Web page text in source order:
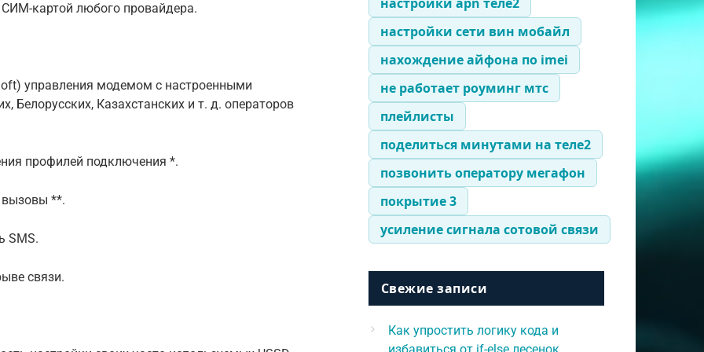
картой любого провайдера.
управления модемом с настроенными
Белорусских, Казахстанских и т. д. операторов
профилей подключения *.
**.
SMS.
связи.
настройки сети вин мобайл
нахождение айфона по imei
не работает роуминг мтс
плейлисты
поделиться минутами на теле2
позвонить оператору мегафон
покрытие 3
усиление сигнала сотовой связи
Свежие записи
Как упростить логику кода и